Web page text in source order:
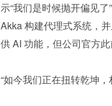
示“我们是时候抛开偏见
Akka 构建代理式系统，
供 AI 功能，但公司官方此
“如今我们正在扭转乾坤